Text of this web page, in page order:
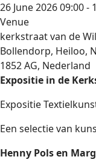
26 June 202609:00-
Venue
kerkstraat van de
Bollendorp, Heiloo,
1852 AG, Nederland
Expositie in de
Expositie
Een selectie van
Henny Pols en